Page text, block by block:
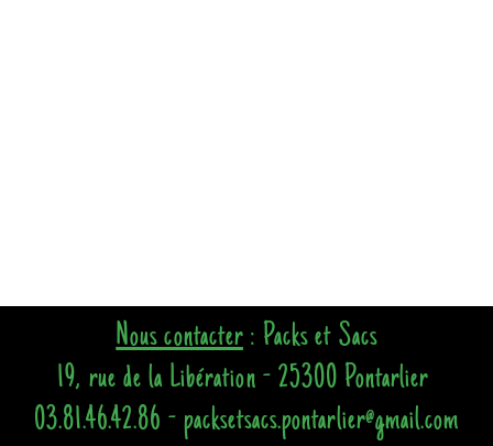
Nous contacter: Packs et Sacs
19, rue de la Libération - 25300 Pontarlier
03.81.46.42.86 - packsetsacs.pontarlier@gmail.com